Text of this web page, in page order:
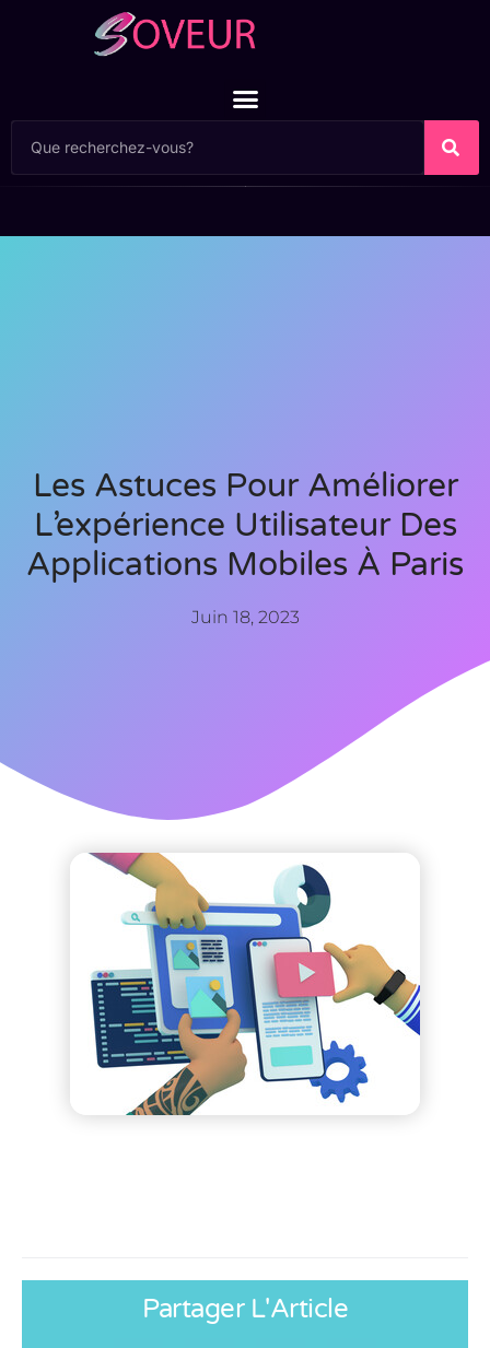
Les Astuces Pour Améliorer
L’expérience Utilisateur Des
Applications Mobiles À Paris
Juin 18, 2023
Partager L'Article